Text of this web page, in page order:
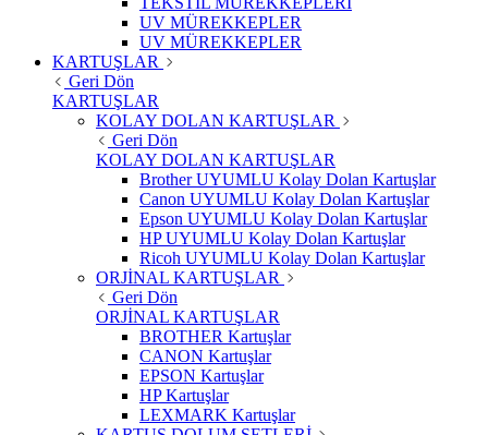
UV MÜREKKEPLER
UV MÜREKKEPLER
KARTUŞLAR
Geri Dön
KARTUŞLAR
KOLAY DOLAN KARTUŞLAR
Geri Dön
KOLAY DOLAN KARTUŞLAR
Brother UYUMLU Kolay Dolan Kartuşlar
Canon UYUMLU Kolay Dolan Kartuşlar
Epson UYUMLU Kolay Dolan Kartuşlar
HP UYUMLU Kolay Dolan Kartuşlar
Ricoh UYUMLU Kolay Dolan Kartuşlar
ORJİNAL KARTUŞLAR
Geri Dön
ORJİNAL KARTUŞLAR
BROTHER Kartuşlar
CANON Kartuşlar
EPSON Kartuşlar
HP Kartuşlar
LEXMARK Kartuşlar